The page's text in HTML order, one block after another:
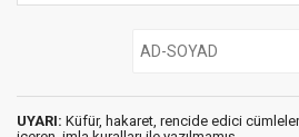
UYARI: Küfür, hakaret, rencide edici